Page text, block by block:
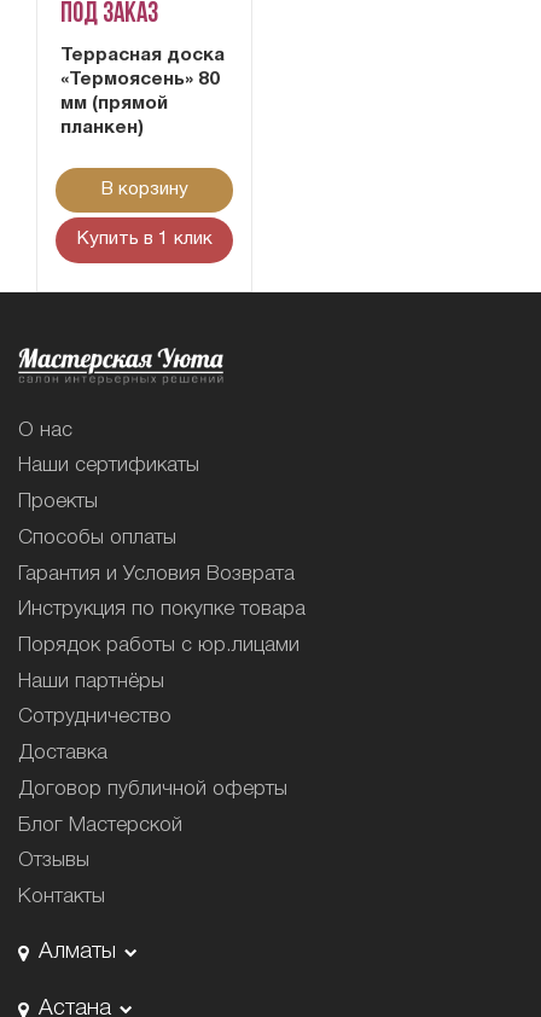
Под заказ
Террасная доска
«Термоясень» 80
мм (прямой
планкен)
В корзину
Купить в 1 клик
О нас
Наши сертификаты
Проекты
Способы оплаты
Гарантия и Условия Возврата
Инструкция по покупке товара
Порядок работы с юр.лицами
Наши партнёры
Сотрудничество
Доставка
Договор публичной оферты
Блог Мастерской
Отзывы
Контакты
Алматы
Астана